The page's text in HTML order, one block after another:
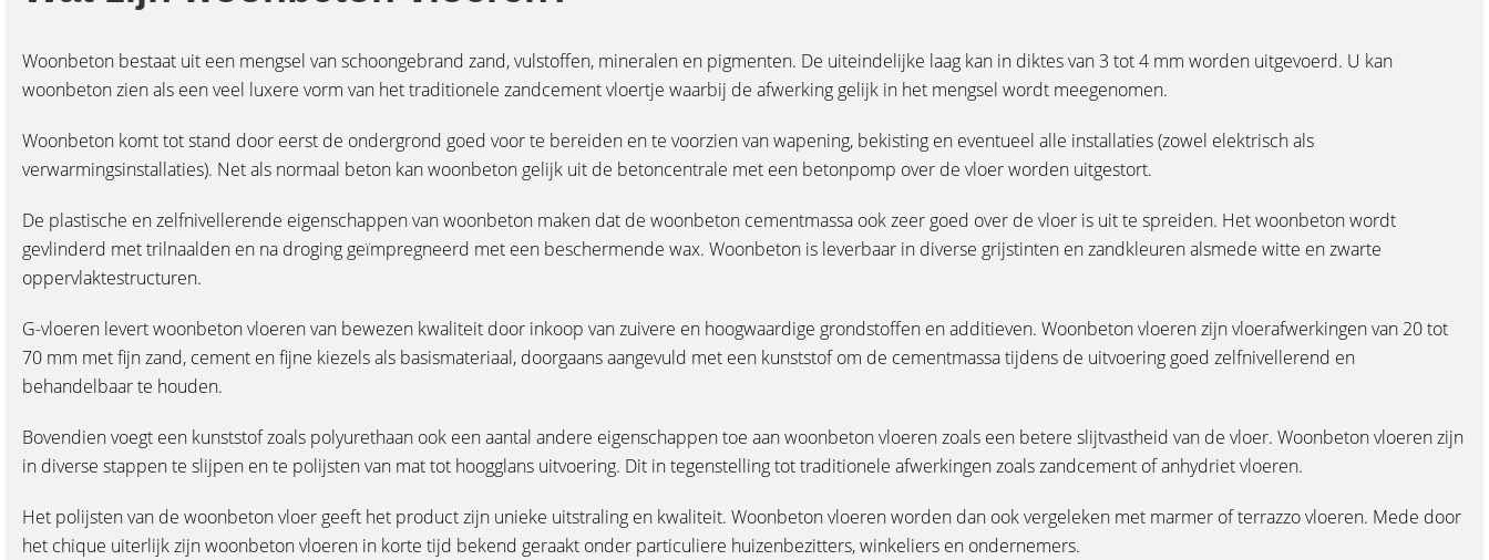
Woonbeton bestaat uit een mengsel van schoongebrand zand, vulstoffen, mineralen en pigmenten. De uiteindelijke laag kan in diktes van 3 tot 4 mm worden uitgevoerd. U kan
woonbeton zien als een veel luxere vorm van het traditionele zandcement vloertje waarbij de afwerking gelijk in het mengsel wordt meegenomen.
Woonbeton komt tot stand door eerst de ondergrond goed voor te bereiden en te voorzien van wapening, bekisting en eventueel alle installaties (zowel elektrisch als
verwarmingsinstallaties). Net als normaal beton kan woonbeton gelijk uit de betoncentrale met een betonpomp over de vloer worden uitgestort.
De plastische en zelfnivellerende eigenschappen van woonbeton maken dat de woonbeton cementmassa ook zeer goed over de vloer is uit te spreiden. Het woonbeton wordt
gevlinderd met trilnaalden en na droging geïmpregneerd met een beschermende wax. Woonbeton is leverbaar in diverse grijstinten en zandkleuren alsmede witte en zwarte
oppervlaktestructuren.
G-vloeren levert woonbeton vloeren van bewezen kwaliteit door inkoop van zuivere en hoogwaardige grondstoffen en additieven. Woonbeton vloeren zijn vloerafwerkingen van 20 tot
70 mm met fijn zand, cement en fijne kiezels als basismateriaal, doorgaans aangevuld met een kunststof om de cementmassa tijdens de uitvoering goed zelfnivellerend en
behandelbaar te houden.
Bovendien voegt een kunststof zoals polyurethaan ook een aantal andere eigenschappen toe aan woonbeton vloeren zoals een betere slijtvastheid van de vloer. Woonbeton vloeren zijn
in diverse stappen te slijpen en te polijsten van mat tot hoogglans uitvoering. Dit in tegenstelling tot traditionele afwerkingen zoals zandcement of anhydriet vloeren.
Het polijsten van de woonbeton vloer geeft het product zijn unieke uitstraling en kwaliteit. Woonbeton vloeren worden dan ook vergeleken met marmer of terrazzo vloeren. Mede door
het chique uiterlijk zijn woonbeton vloeren in korte tijd bekend geraakt onder particuliere huizenbezitters, winkeliers en ondernemers.